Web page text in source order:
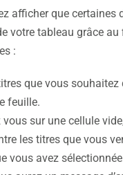
afficher que certaines
votre tableau grâce au
:
que vous souhaitez
feuille.
sur une cellule
les titres que vous
vous avez